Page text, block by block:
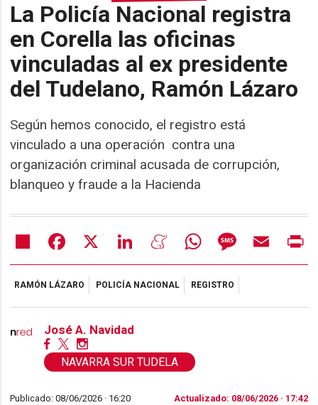
La Policía Nacional registra
en Corella las oficinas
vinculadas al ex presidente
del Tudelano, Ramón Lázaro
Según hemos conocido, el registro está
vinculado a una operación contra una
organización criminal acusada de corrupción,
blanqueo y fraude a la Hacienda
Share Facebook LinkedIn MeneameWhatsAppMessageEmail
RAMÓN LÁZARO POLICÍA NACIONAL REGISTRO
José A. Navidad
NAVARRA SUR TUDELA
Publicado: 08/06/2026 · 16:20 Actualizado: 08/06/2026 · 17:42